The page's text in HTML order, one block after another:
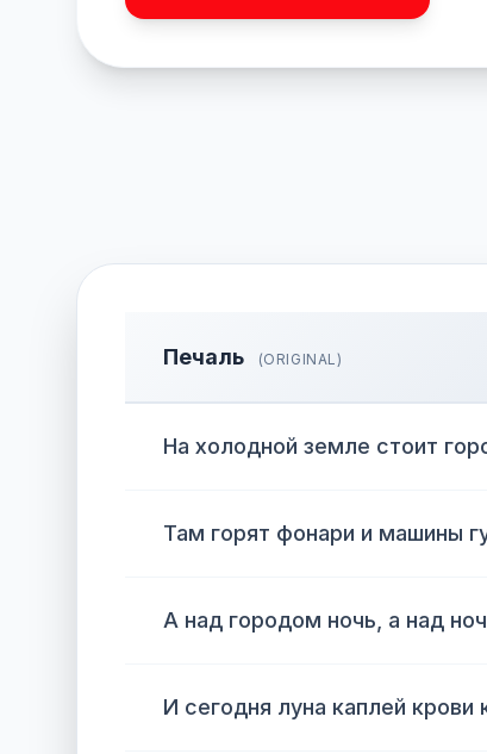
Печаль (ORIGINAL)
На холодной земле стоит
Там горят фонари и машины
А над городом ночь, а над
И сегодня луна каплей крови